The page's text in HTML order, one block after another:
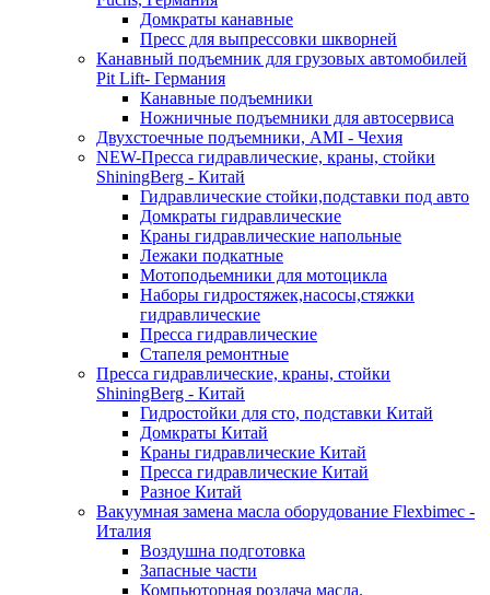
Домкраты канавные
Пресс для выпрессовки шкворней
Канавный подъемник для грузовых автомобилей
Pit Lift- Германия
Канавные подъемники
Ножничные подъемники для автосервиса
Двухстоечные подъемники, АМІ - Чехия
NEW-Пресса гидравлические, краны, стойки
ShiningBerg - Китай
Гидравлические стойки,подставки под авто
Домкраты гидравлические
Краны гидравлические напольные
Лежаки подкатные
Мотоподьемники для мотоцикла
Наборы гидростяжек,насосы,стяжки
гидравлические
Пресса гидравлические
Стапеля ремонтные
Пресса гидравлические, краны, стойки
ShiningBerg - Китай
Гидростойки для сто, подставки Китай
Домкраты Китай
Краны гидравлические Китай
Пресса гидравлические Китай
Разное Китай
Вакуумная замена масла оборудование Flexbimeс -
Италия
Воздушна подготовка
Запасные части
Компьюторная роздача масла.